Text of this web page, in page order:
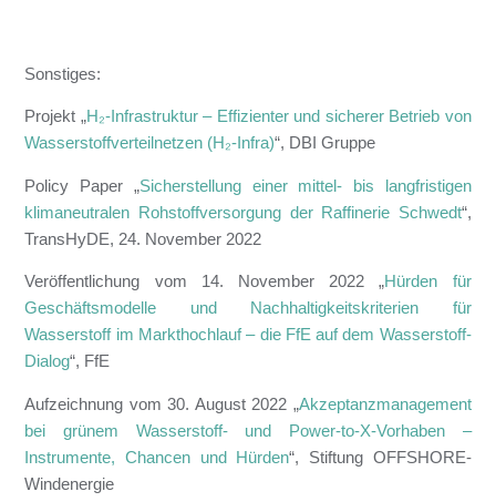
Sonstiges:
Projekt „H₂-Infrastruktur – Effizienter und sicherer Betrieb von
Wasserstoffverteilnetzen (H₂-Infra)“, DBI Gruppe
Policy Paper „Sicherstellung einer mittel- bis langfristigen
klimaneutralen Rohstoffversorgung der Raffinerie Schwedt“,
TransHyDE, 24. November 2022
Veröffentlichung vom 14. November 2022 „Hürden für
Geschäftsmodelle und Nachhaltigkeitskriterien für
Wasserstoff im Markthochlauf – die FfE auf dem Wasserstoff-
Dialog“, FfE
Aufzeichnung vom 30. August 2022 „Akzeptanzmanagement
bei grünem Wasserstoff- und Power-to-X-Vorhaben –
Instrumente, Chancen und Hürden“, Stiftung OFFSHORE-
Windenergie